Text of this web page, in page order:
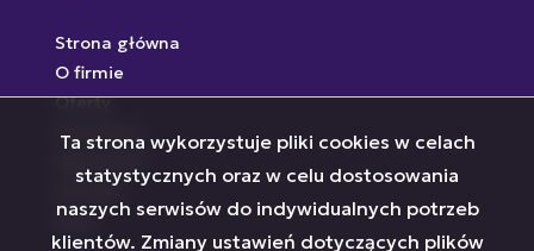
Strona główna
O firmie
Oferty
Inwestycje
Kontakt
Rodo
Ta strona wykorzystuje pliki cookies w celach
statystycznych oraz w celu dostosowania
naszych serwisów do indywidualnych potrzeb
klientów. Zmiany ustawień dotyczących plików